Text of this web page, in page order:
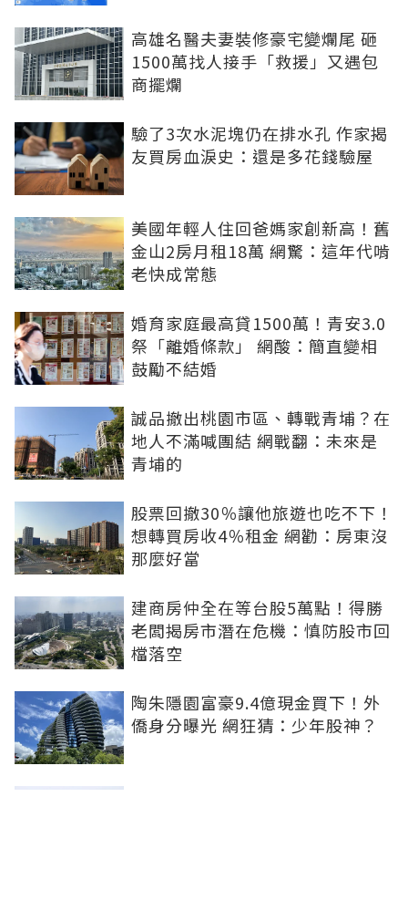
高雄名醫夫妻裝修豪宅變爛尾 砸
1500萬找人接手「救援」又遇包
商擺爛
驗了3次水泥塊仍在排水孔 作家揭
友買房血淚史：還是多花錢驗屋
美國年輕人住回爸媽家創新高！舊
金山2房月租18萬 網驚：這年代啃
老快成常態
婚育家庭最高貸1500萬！青安3.0
祭「離婚條款」 網酸：簡直變相
鼓勵不結婚
誠品撤出桃園市區、轉戰青埔？在
地人不滿喊團結 網戰翻：未來是
青埔的
股票回撤30％讓他旅遊也吃不下！
想轉買房收4％租金 網勸：房東沒
那麼好當
建商房仲全在等台股5萬點！得勝
老闆揭房市潛在危機：慎防股市回
檔落空
陶朱隱園富豪9.4億現金買下！外
僑身分曝光 網狂猜：少年股神？